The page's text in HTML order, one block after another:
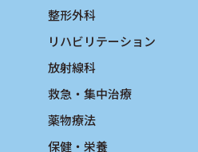
整形外科
リハビリテーション
放射線科
救急・集中治療
薬物療法
保健・栄養